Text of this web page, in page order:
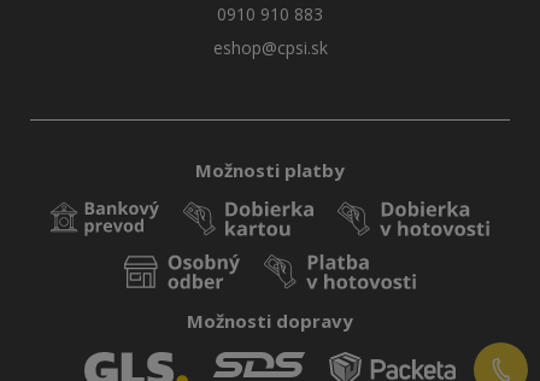
0910 910 883
eshop@cpsi.sk
Možnosti platby
Možnosti dopravy